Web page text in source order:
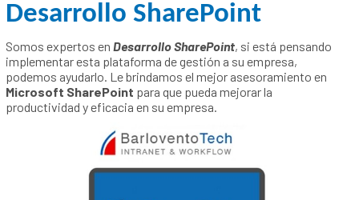
Desarrollo SharePoint
Somos expertos enDesarrollo SharePoint, si está pensando
implementar esta plataforma de gestión a su empresa,
podemos ayudarlo. Le brindamos el mejor asesoramiento en
Microsoft SharePoint para que pueda mejorar la
productividad y eficacia en su empresa.